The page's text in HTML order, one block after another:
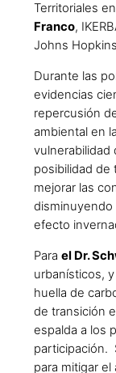
Territoriales
Franco,
Johns
Durante las
evidencias
repercusión
ambiental en
vulnerabilidad
posibilidad de
mejorar las
disminuyendo
efecto
Para el Dr.
urbanísticos,
huella de
de transición
espalda a los
participación.
para mitigar